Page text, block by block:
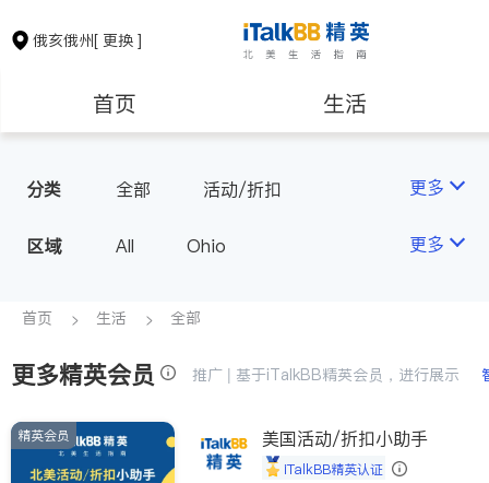
俄亥俄州[ 更换 ]
首页 生活
保险理财
建筑装修
养老 非盈利组织
分类 全部 活动/折扣 更多
区域 All Ohio 更多
首页 生活 全部
更多精英会员 推广 | 基于iTalkBB精英会员，进行展示
精英会员 美国活动/折扣小助手
iTalkBB精英认证